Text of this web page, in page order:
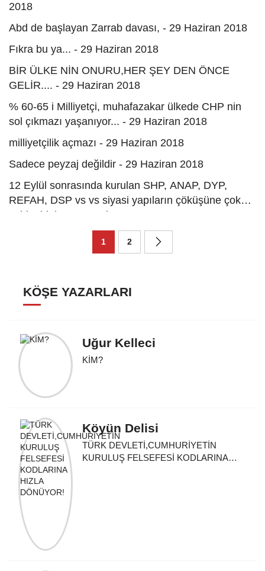
2018
Abd de başlayan Zarrab davası, - 29 Haziran 2018
Fıkra bu ya... - 29 Haziran 2018
BİR ÜLKE NİN ONURU,HER ŞEY DEN ÖNCE
GELİR.... - 29 Haziran 2018
% 60-65 i Milliyetçi, muhafazakar ülkede CHP nin
sol çıkmazı yaşanıyor... - 29 Haziran 2018
milliyetçilik açmazı - 29 Haziran 2018
Sadece peyzaj değildir - 29 Haziran 2018
12 Eylül sonrasında kurulan SHP, ANAP, DYP,
REFAH, DSP vs vs siyasi yapıların çöküşüne çok
şahit olduk. - 29 Haziran 2018
1 2
KÖŞE YAZARLARI
Uğur Kelleci
KİM?
Köyün Delisi
TÜRK DEVLETİ,CUMHURİYETİN
KURULUŞ FELSEFESİ KODLARINA